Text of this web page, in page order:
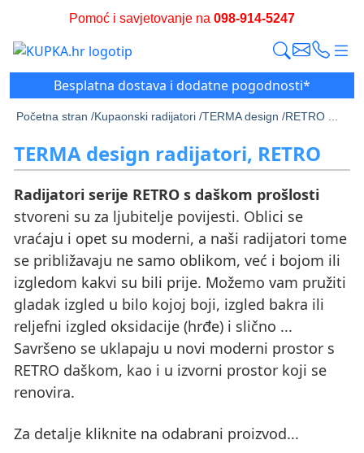
Pomoć i savjetovanje na 098-914-5247
Besplatna dostava i dodatne pogodnosti*
Početna stran /Kupaonski radijatori /TERMA design /RETRO ...
TERMA design radijatori, RETRO
Radijatori serije RETRO s daškom prošlosti
stvoreni su za ljubitelje povijesti. Oblici se
vraćaju i opet su moderni, a naši radijatori tome
se približavaju ne samo oblikom, već i bojom ili
izgledom kakvi su bili prije. Možemo vam pružiti
gladak izgled u bilo kojoj boji, izgled bakra ili
reljefni izgled oksidacije (hrđe) i slično ...
Savršeno se uklapaju u novi moderni prostor s
RETRO daškom, kao i u izvorni prostor koji se
renovira.
Za detalje kliknite na odabrani proizvod...